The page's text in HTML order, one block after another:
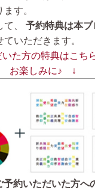
す。
て、 予約特典は本
ていただきます。
た方の特典はこち
お楽しみに♪ ↓
約いただいた方へ